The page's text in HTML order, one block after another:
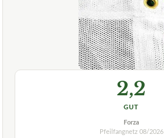
2,2
GUT
Forza
Pfeilfangnetz 08/2026